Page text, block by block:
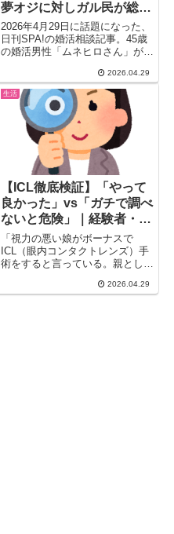
夢オジに対しガル民が総ツ
ッコミｗｗｗｗｗｗｗｗｗ
ｗｗｗｗｗｗｗｗ
2026年4月29日に話題になった、
日刊SPA!の婚活相談記事。45歳
の婚活男性「ムネヒロさん」が
2026.04.29
生活
【ICL徹底検証】「やって
良かった」vs「ガチで調べ
ないと危険」｜経験者・元
眼科スタッフが語る視力矯
正手術のリアルとリスク
「視力の悪い娘がボーナスで
ICL（眼内コンタクトレンズ）手
術をすると言っている。親として
2026.04.29